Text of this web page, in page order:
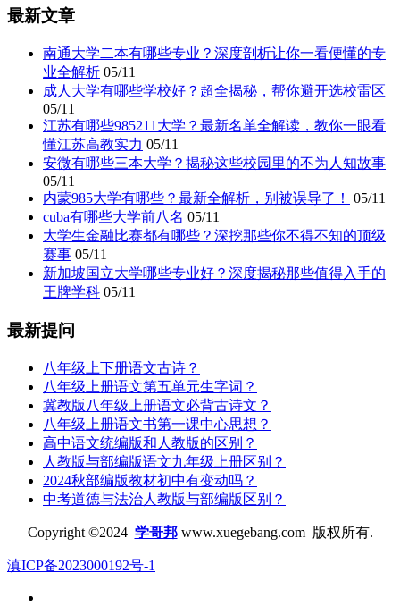
最新文章
南通大学二本有哪些专业？深度剖析让你一看便懂的专
业全解析 05/11
成人大学有哪些学校好？超全揭秘，帮你避开选校雷区
05/11
江苏有哪些985211大学？最新名单全解读，教你一眼看
懂江苏高教实力 05/11
安微有哪些三本大学？揭秘这些校园里的不为人知故事
05/11
内蒙985大学有哪些？最新全解析，别被误导了！
05/11
cuba有哪些大学前八名 05/11
大学生金融比赛都有哪些？深挖那些你不得不知的顶级
赛事 05/11
新加坡国立大学哪些专业好？深度揭秘那些值得入手的
王牌学科 05/11
最新提问
八年级上下册语文古诗？
八年级上册语文第五单元生字词？
冀教版八年级上册语文必背古诗文？
八年级上册语文书第一课中心思想？
高中语文统编版和人教版的区别？
人教版与部编版语文九年级上册区别？
2024秋部编版教材初中有变动吗？
中考道德与法治人教版与部编版区别？
Copyright ©2024 学哥邦www.xuegebang.com 版权所有.
滇ICP备2023000192号-1